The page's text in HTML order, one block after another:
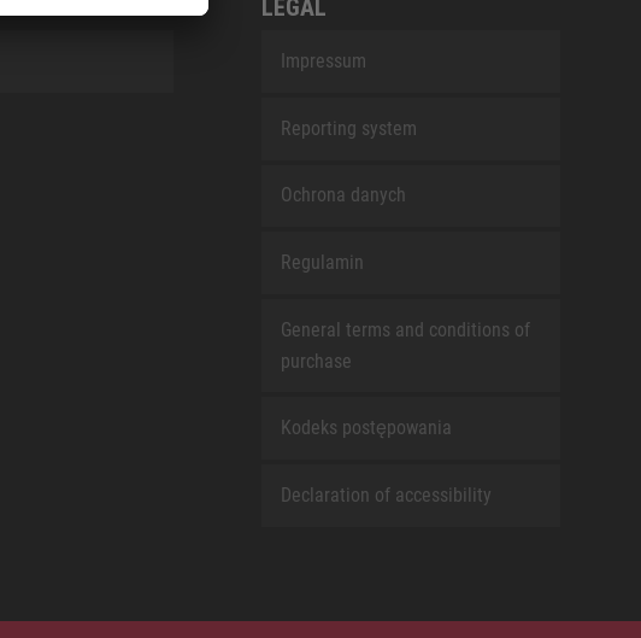
LEGAL
Impressum
Reporting system
Ochrona danych
Regulamin
General terms and conditions of
purchase
Kodeks postępowania
Declaration of accessibility